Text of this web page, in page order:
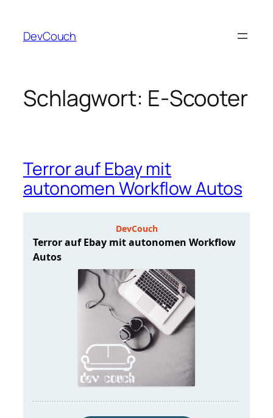
springen
DevCouch
Schlagwort: E-Scooter
Terror auf Ebay mit
autonomen Workflow Autos